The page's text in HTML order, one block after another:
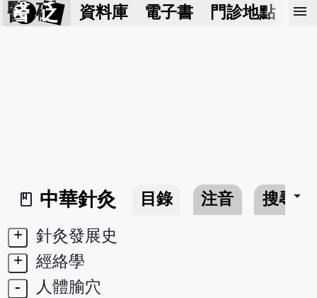
醫 砭 資料庫 電子書 門診地點 預
menu
book_2
中華針灸 目錄 注音 搜尋arrow_drop_down
+
針灸發展史
+
經絡學
-
人體腧穴